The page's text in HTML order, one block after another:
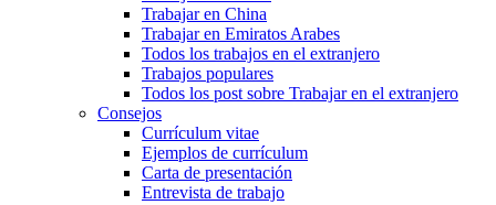
Trabajar en China
Trabajar en Emiratos Arabes
Todos los trabajos en el extranjero
Trabajos populares
Todos los post sobre Trabajar en el extranjero
Consejos
Currículum vitae
Ejemplos de currículum
Carta de presentación
Entrevista de trabajo